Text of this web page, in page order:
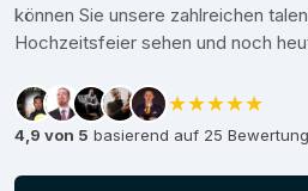
können Sie unsere zahlreichen
Hochzeitsfeier sehen und noch
★★★★★
4,9 von 5 basierend auf 25